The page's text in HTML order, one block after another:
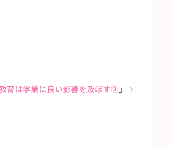
育は学業に良い影響を及ぼす③」